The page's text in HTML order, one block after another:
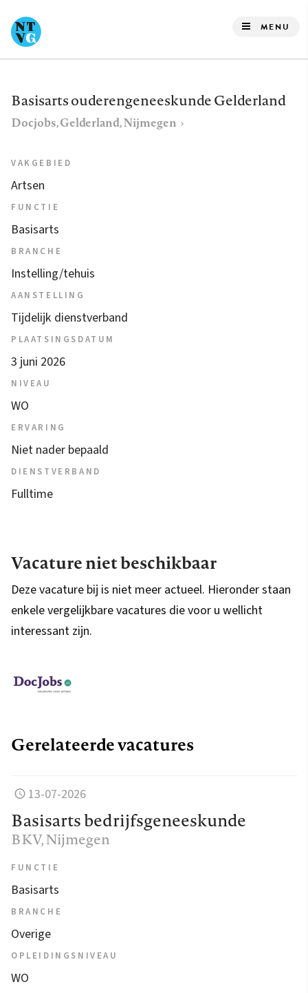
naar
de
gaan
MENU
Basisarts ouderengeneeskunde Gelderland
Docjobs, Gelderland, Nijmegen
VAKGEBIED
Artsen
FUNCTIE
Basisarts
BRANCHE
Instelling/tehuis
AANSTELLING
Tijdelijk dienstverband
PLAATSINGSDATUM
3 juni 2026
NIVEAU
WO
ERVARING
Niet nader bepaald
DIENSTVERBAND
Fulltime
Vacature niet beschikbaar
Deze vacature bij is niet meer actueel. Hieronder staan
enkele vergelijkbare vacatures die voor u wellicht
interessant zijn.
Gerelateerde vacatures
13-07-2026
Basisarts bedrijfsgeneeskunde
BKV, Nijmegen
FUNCTIE
Basisarts
BRANCHE
Overige
OPLEIDINGSNIVEAU
WO